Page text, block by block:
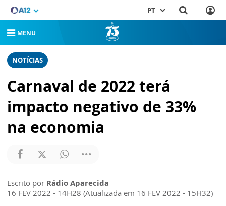
PT
MENU
NOTÍCIAS
Carnaval de 2022 terá
impacto negativo de 33%
na economia
Escrito por Rádio Aparecida
16 FEV 2022 - 14H28 (Atualizada em 16 FEV 2022 - 15H32)